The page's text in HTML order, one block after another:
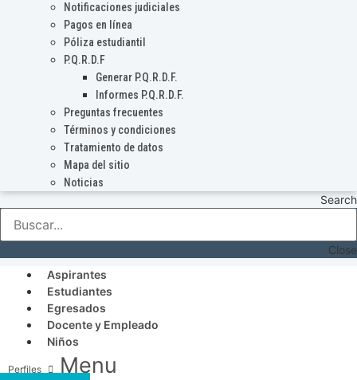
Notificaciones judiciales
Pagos en línea
Póliza estudiantil
P.Q.R.D.F
Generar P.Q.R.D.F.
Informes P.Q.R.D.F.
Preguntas frecuentes
Términos y condiciones
Tratamiento de datos
Mapa del sitio
Noticias
Search
Close
Aspirantes
Estudiantes
Egresados
Docente y Empleado
Niños
Menu